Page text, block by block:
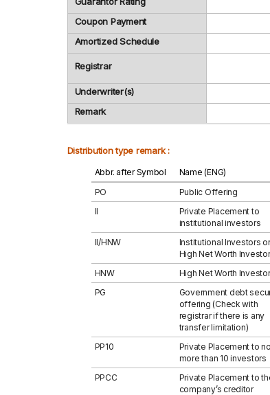
Coupon Payment
Amortized Schedule
Registrar
Underwriter(s)
Remark
Distribution type remark :
Abbr. after Symbol Name (ENG)
PO
Public Offering
II
Private Placement to
institutional investors
II/HNW
Institutional Investors or
High Net Worth
HNW
High Net Worth
PG
Government debt
offering (Check with
registrar if there is any
transfer limitation)
PP10
Private Placement to
more than 10 investors
PPCC
Private Placement to
company’s creditor